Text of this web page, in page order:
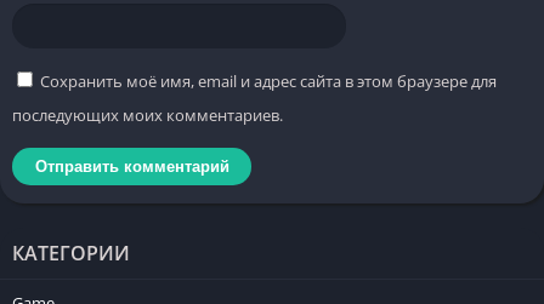
Сохранить моё имя, email и адрес сайта в этом браузере для
последующих моих комментариев.
КАТЕГОРИИ